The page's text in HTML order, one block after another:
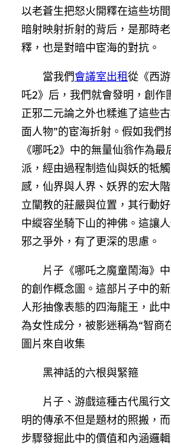
以老蒼生把怒火開釋在這些坊
暗射映射折射的背后，是那時
釋，也是對暗中宦海的對抗。
當我們會議室出租從《西
吒2》后，我們就會發明，創作
正邪二元論之外也糅進了這些
面人物”的宦海折射。假如我們
《哪吒2》中的無量仙翁作為
派，經由過程制造仙與妖的牴
感，仙界與人界、妖界的宏大
立闡教的莊嚴與位置，其行動好
中縱容坐騎下山的神佛。這讓
邪之爭外，有了更深的思慮。
片子《哪吒之魔童鬧海》
的創作概念圖。這部片子中的
人形抽像表態的四海龍王，此
為女性成分，被影迷稱為“智商
圖片來自收集
黑神話的六根與緊箍
片子、游戲這種古代風行
明的傳承不但是題材的照搬，
步驟發掘此中的價值和內涵邏